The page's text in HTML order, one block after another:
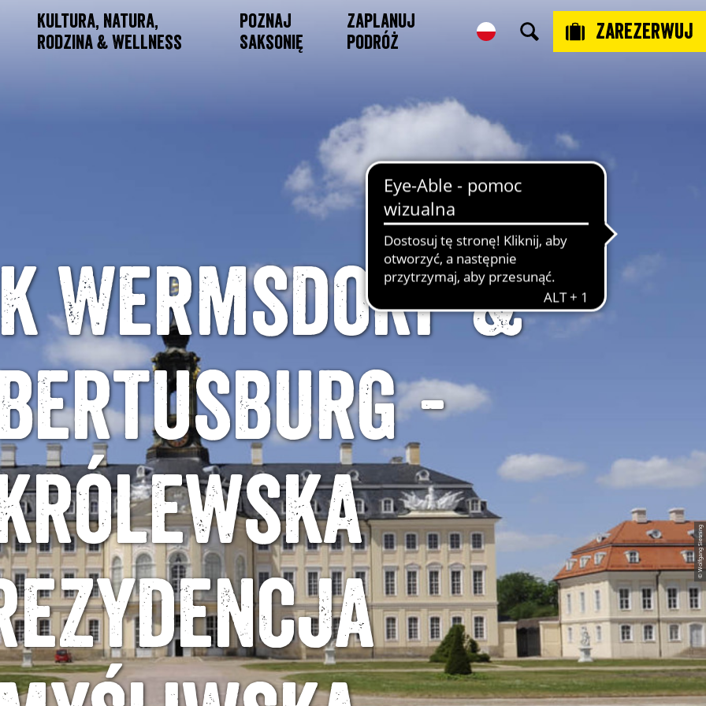
Kultura, Natura,
Rodzina & Wellness
Poznaj
Saksonię
Zaplanuj
podróż
Zarezerwuj
© Wolfgang Siesning
Wermsdorf &
-